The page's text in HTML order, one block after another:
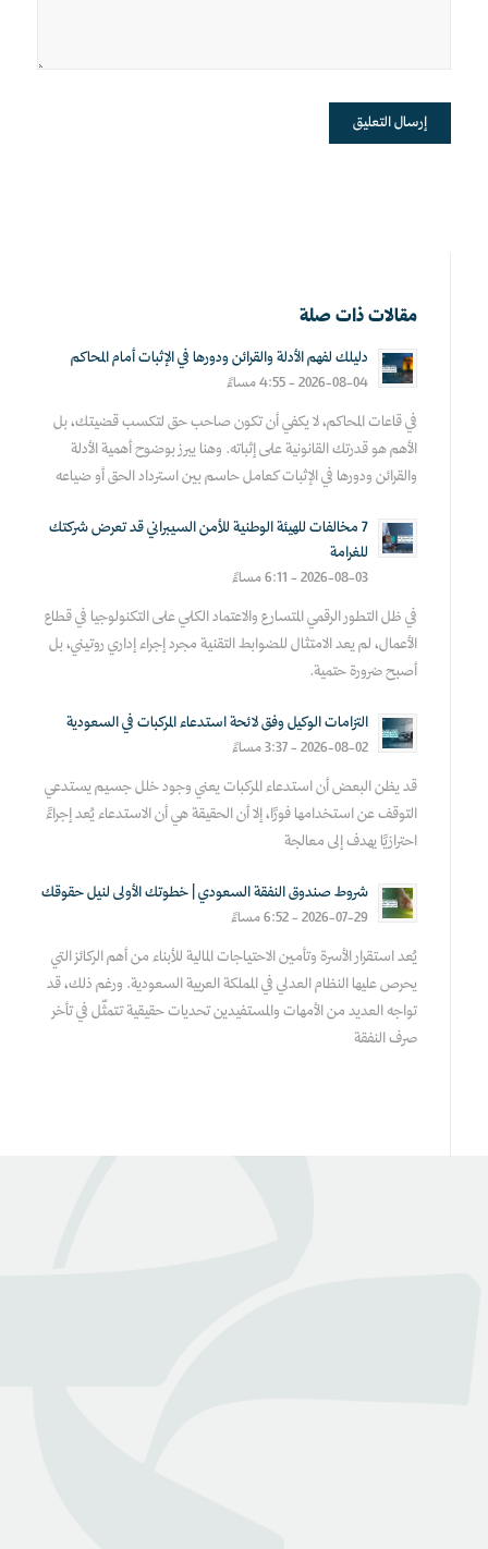
مقالات ذات صلة
دليلك لفهم الأدلة والقرائن ودورها في الإثبات أمام المحاكم
2026-08-04 - 4:55 مساءً
في قاعات المحاكم، لا يكفي أن تكون صاحب حق لتكسب قضيتك، بل
الأهم هو قدرتك القانونية على إثباته. وهنا يبرز بوضوح أهمية الأدلة
والقرائن ودورها في الإثبات كعامل حاسم بين استرداد الحق أو ضياعه
7 مخالفات للهيئة الوطنية للأمن السيبراني قد تعرض شركتك
للغرامة
2026-08-03 - 6:11 مساءً
في ظل التطور الرقمي المتسارع والاعتماد الكلي على التكنولوجيا في قطاع
الأعمال، لم يعد الامتثال للضوابط التقنية مجرد إجراء إداري روتيني، بل
أصبح ضرورة حتمية.
التزامات الوكيل وفق لائحة استدعاء المركبات في السعودية
2026-08-02 - 3:37 مساءً
قد يظن البعض أن استدعاء المركبات يعني وجود خلل جسيم يستدعي
التوقف عن استخدامها فورًا، إلا أن الحقيقة هي أن الاستدعاء يُعد إجراءً
احترازيًا يهدف إلى معالجة
شروط صندوق النفقة السعودي | خطوتك الأولى لنيل حقوقك
2026-07-29 - 6:52 مساءً
يُعد استقرار الأسرة وتأمين الاحتياجات المالية للأبناء من أهم الركائز التي
يحرص عليها النظام العدلي في المملكة العربية السعودية. ورغم ذلك، قد
تواجه العديد من الأمهات والمستفيدين تحديات حقيقية تتمثّل في تأخر
صرف النفقة